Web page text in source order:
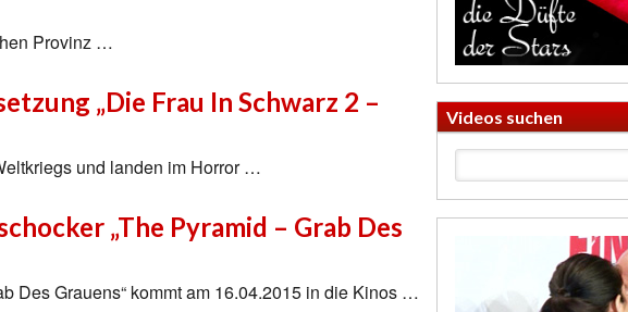
Provinz …
„Die Frau In Schwarz 2 –
und landen im Horror …
„The Pyramid – Grab Des
Des Grauens“ kommt am 16.04.2015 in die Kinos …
Videos suchen